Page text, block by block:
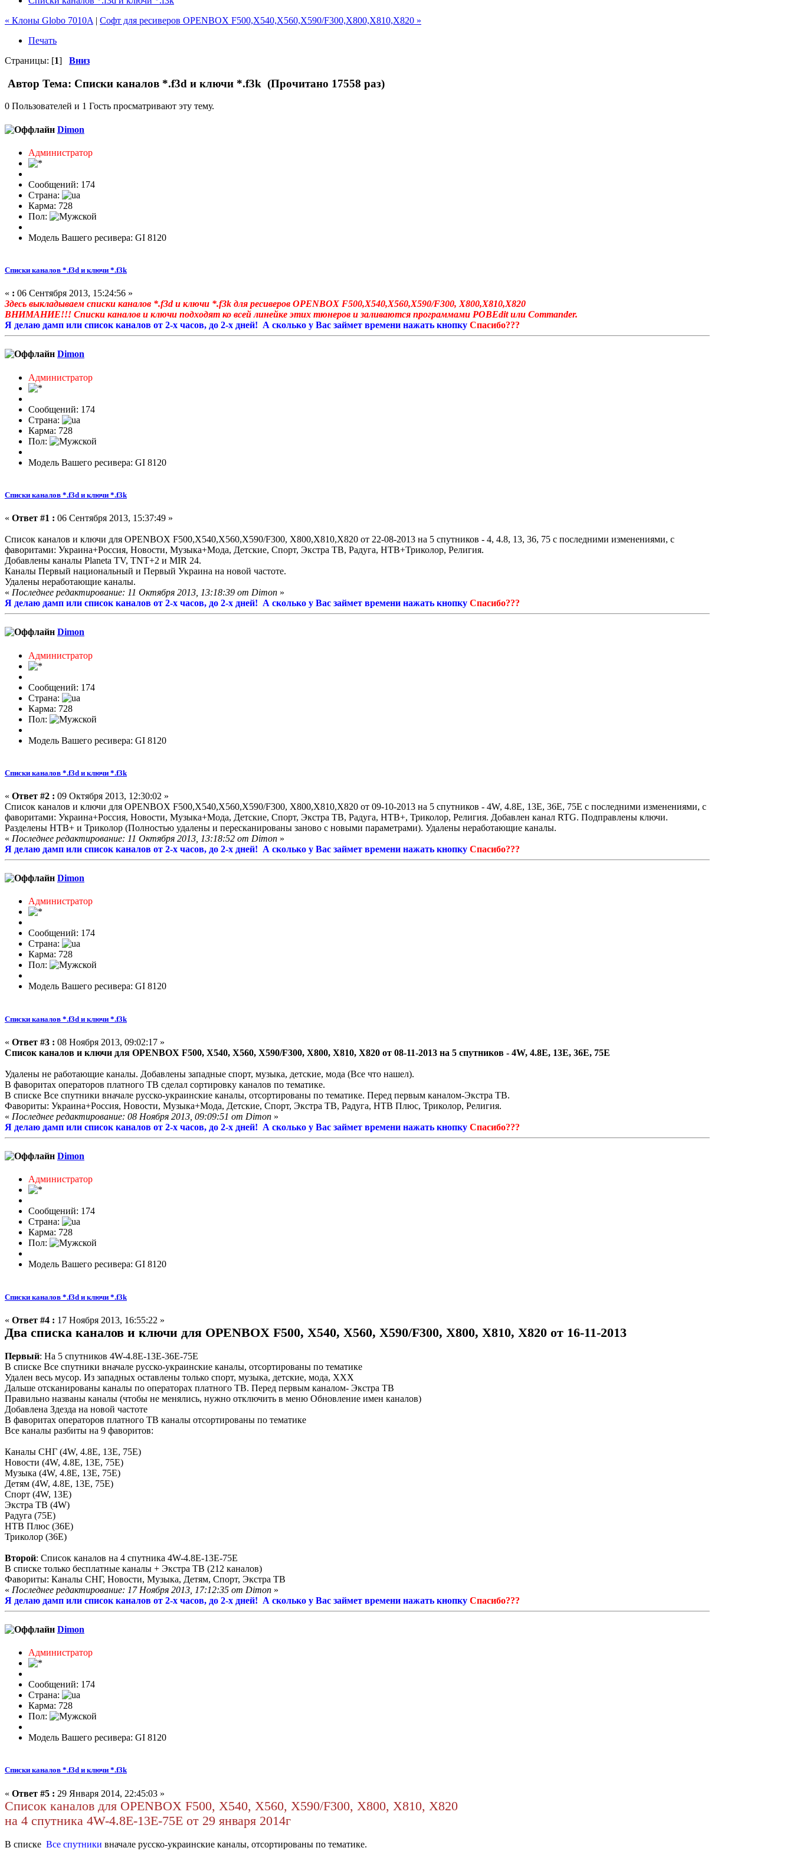
« Клоны Globo 7010A | Софт для ресиверов OPENBOX F500,X540,X560,X590/F300,X800,X810,X820 »
Печать
Страницы: [1] Вниз
Автор Тема: Списки каналов *.f3d и ключи *.f3k (Прочитано 17558 раз)
0 Пользователей и 1 Гость просматривают эту тему.
Dimon
Администратор
Сообщений: 174
Страна:
Карма: 728
Пол:
Модель Вашего ресивера: GI 8120
Списки каналов *.f3d и ключи *.f3k
« : 06 Сентября 2013, 15:24:56 »
Здесь выкладываем списки каналов *.f3d и ключи *.f3k для ресиверов OPENBOX F500,X540,X560,X590/F300, X800,X810,X820
ВНИМАНИЕ!!! Списки каналов и ключи подходят ко всей линейке этих тюнеров и заливаются программами POBEdit или Commander.
Я делаю дамп или список каналов от 2-х часов, до 2-х дней! А сколько у Вас займет времени нажать кнопку Спасибо???
Dimon
Администратор
Сообщений: 174
Страна:
Карма: 728
Пол:
Модель Вашего ресивера: GI 8120
Списки каналов *.f3d и ключи *.f3k
« Ответ #1 : 06 Сентября 2013, 15:37:49 »
Список каналов и ключи для OPENBOX F500,X540,X560,X590/F300, X800,X810,X820 от 22-08-2013 на 5 спутников - 4, 4.8, 13, 36, 75 с последними изменениями, с
фаворитами: Украина+Россия, Новости, Музыка+Мода, Детские, Спорт, Экстра ТВ, Радуга, НТВ+Триколор, Религия.
Добавлены каналы Planeta TV, TNT+2 и MIR 24.
Каналы Первый национальный и Первый Украина на новой частоте.
Удалены неработающие каналы.
« Последнее редактирование: 11 Октября 2013, 13:18:39 от Dimon »
Я делаю дамп или список каналов от 2-х часов, до 2-х дней! А сколько у Вас займет времени нажать кнопку Спасибо???
Dimon
Администратор
Сообщений: 174
Страна:
Карма: 728
Пол:
Модель Вашего ресивера: GI 8120
Списки каналов *.f3d и ключи *.f3k
« Ответ #2 : 09 Октября 2013, 12:30:02 »
Список каналов и ключи для OPENBOX F500,X540,X560,X590/F300, X800,X810,X820 от 09-10-2013 на 5 спутников - 4W, 4.8E, 13E, 36E, 75E с последними изменениями, с
фаворитами: Украина+Россия, Новости, Музыка+Мода, Детские, Спорт, Экстра ТВ, Радуга, НТВ+, Триколор, Религия. Добавлен канал RTG. Подправлены ключи.
Разделены НТВ+ и Триколор (Полностью удалены и пересканированы заново с новыми параметрами). Удалены неработающие каналы.
« Последнее редактирование: 11 Октября 2013, 13:18:52 от Dimon »
Я делаю дамп или список каналов от 2-х часов, до 2-х дней! А сколько у Вас займет времени нажать кнопку Спасибо???
Dimon
Администратор
Сообщений: 174
Страна:
Карма: 728
Пол:
Модель Вашего ресивера: GI 8120
Списки каналов *.f3d и ключи *.f3k
« Ответ #3 : 08 Ноября 2013, 09:02:17 »
Список каналов и ключи для OPENBOX F500, X540, X560, X590/F300, X800, X810, X820 от 08-11-2013 на 5 спутников - 4W, 4.8E, 13E, 36E, 75E
Удалены не работающие каналы. Добавлены западные спорт, музыка, детские, мода (Все что нашел).
В фаворитах операторов платного ТВ сделал сортировку каналов по тематике.
В списке Все спутники вначале русско-украинские каналы, отсортированы по тематике. Перед первым каналом-Экстра ТВ.
Фавориты: Украина+Россия, Новости, Музыка+Мода, Детские, Спорт, Экстра ТВ, Радуга, НТВ Плюс, Триколор, Религия.
« Последнее редактирование: 08 Ноября 2013, 09:09:51 от Dimon »
Я делаю дамп или список каналов от 2-х часов, до 2-х дней! А сколько у Вас займет времени нажать кнопку Спасибо???
Dimon
Администратор
Сообщений: 174
Страна:
Карма: 728
Пол:
Модель Вашего ресивера: GI 8120
Списки каналов *.f3d и ключи *.f3k
« Ответ #4 : 17 Ноября 2013, 16:55:22 »
Два списка каналов и ключи для OPENBOX F500, X540, X560, X590/F300, X800, X810, X820 от 16-11-2013
Первый: На 5 спутников 4W-4.8E-13E-36E-75E
В списке Все спутники вначале русско-украинские каналы, отсортированы по тематике
Удален весь мусор. Из западных оставлены только спорт, музыка, детские, мода, ХХХ
Дальше отсканированы каналы по операторах платного ТВ. Перед первым каналом- Экстра ТВ
Правильно названы каналы (чтобы не менялись, нужно отключить в меню Обновление имен каналов)
Добавлена Здезда на новой частоте
В фаворитах операторов платного ТВ каналы отсортированы по тематике
Все каналы разбиты на 9 фаворитов:
Каналы СНГ (4W, 4.8E, 13E, 75E)
Новости (4W, 4.8E, 13E, 75E)
Музыка (4W, 4.8E, 13E, 75E)
Детям (4W, 4.8E, 13E, 75E)
Спорт (4W, 13E)
Экстра ТВ (4W)
Радуга (75E)
НТВ Плюс (36E)
Триколор (36E)
Второй: Список каналов на 4 спутника 4W-4.8E-13E-75E
В списке только бесплатные каналы + Экстра ТВ (212 каналов)
Фавориты: Каналы СНГ, Новости, Музыка, Детям, Спорт, Экстра ТВ
« Последнее редактирование: 17 Ноября 2013, 17:12:35 от Dimon »
Я делаю дамп или список каналов от 2-х часов, до 2-х дней! А сколько у Вас займет времени нажать кнопку Спасибо???
Dimon
Администратор
Сообщений: 174
Страна:
Карма: 728
Пол:
Модель Вашего ресивера: GI 8120
Списки каналов *.f3d и ключи *.f3k
« Ответ #5 : 29 Января 2014, 22:45:03 »
Список каналов для OPENBOX F500, X540, X560, X590/F300, X800, X810, X820
на 4 спутника 4W-4.8E-13E-75E от 29 января 2014г
В списке Все спутники вначале русско-украинские каналы, отсортированы по тематике.